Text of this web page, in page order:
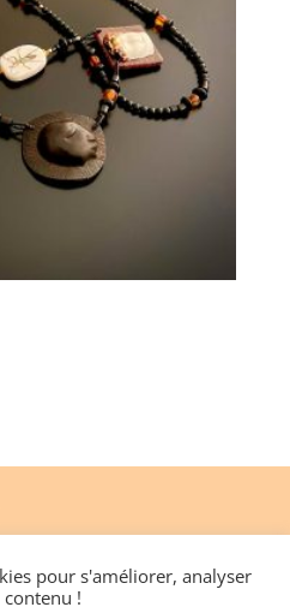
pour s'améliorer, analyser
!